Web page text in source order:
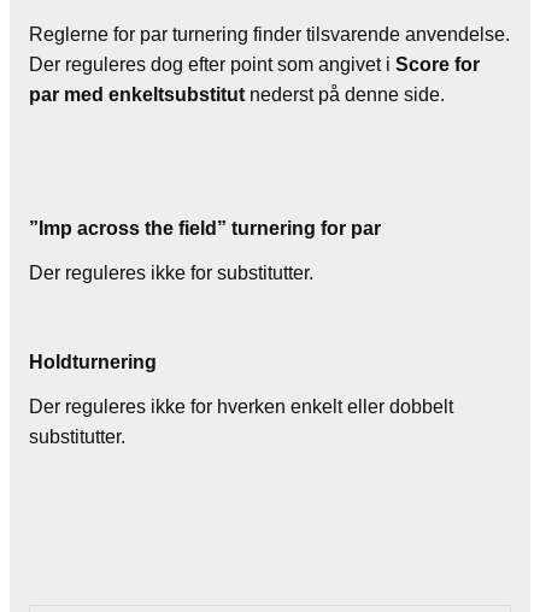
Reglerne for par turnering finder tilsvarende anvendelse.
Der reguleres dog efter point som angivet i Score for
par med enkeltsubstitut nederst på denne side.
”Imp across the field” turnering for par
Der reguleres ikke for substitutter.
Holdturnering
Der reguleres ikke for hverken enkelt eller dobbelt
substitutter.